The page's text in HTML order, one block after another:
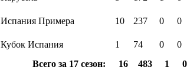
Испания Примера 10 237 0 0
Кубок Испания 1 74 0 0
Всего за 17 сезон:
16 483 1 0